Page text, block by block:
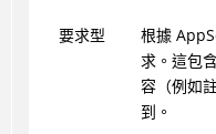
要求型
根據
求。這包
容（例如
到。